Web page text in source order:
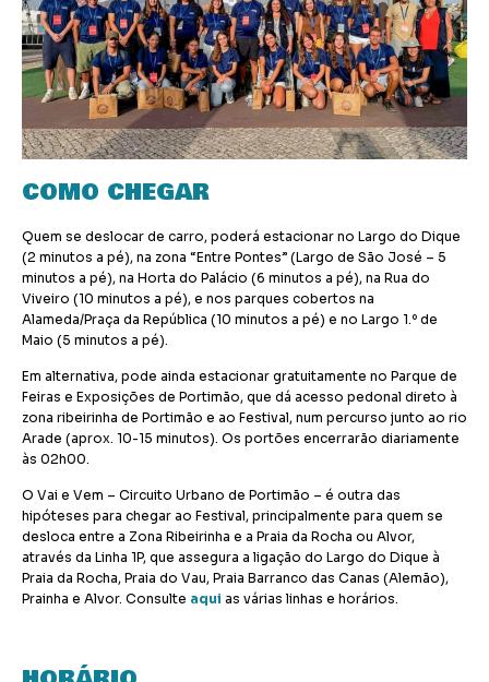
COMO CHEGAR
Quem se deslocar de carro, poderá estacionar no Largo do Dique
(2 minutos a pé), na zona “Entre Pontes” (Largo de São José – 5
minutos a pé), na Horta do Palácio (6 minutos a pé), na Rua do
Viveiro (10 minutos a pé), e nos parques cobertos na
Alameda/Praça da República (10 minutos a pé) e no Largo 1.º de
Maio (5 minutos a pé).
Em alternativa, pode ainda estacionar gratuitamente no Parque de
Feiras e Exposições de Portimão, que dá acesso pedonal direto à
zona ribeirinha de Portimão e ao Festival, num percurso junto ao rio
Arade (aprox. 10-15 minutos). Os portões encerrarão diariamente
às 02h00.
O Vai e Vem – Circuito Urbano de Portimão – é outra das
hipóteses para chegar ao Festival, principalmente para quem se
desloca entre a Zona Ribeirinha e a Praia da Rocha ou Alvor,
através da Linha 1P, que assegura a ligação do Largo do Dique à
Praia da Rocha, Praia do Vau, Praia Barranco das Canas (Alemão),
Prainha e Alvor. Consulte aqui as várias linhas e horários.